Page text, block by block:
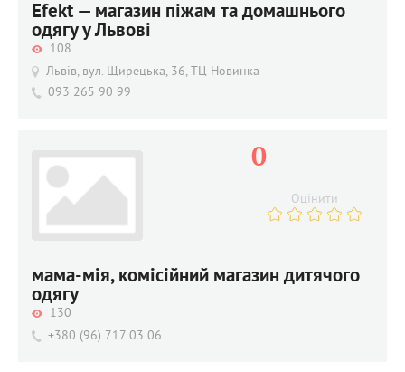
Efekt — магазин піжам та домашнього
одягу у Львові
108
Львів, вул. Щирецька, 36, ТЦ Новинка
093 265 90 99
мама-мія, комісійний магазин дитячого
одягу
130
+380 (96) 717 03 06
0
Оцінити